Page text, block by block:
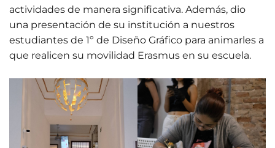
actividades de manera significativa. Además, dio
una presentación de su institución a nuestros
estudiantes de 1º de Diseño Gráfico para animarles a
que realicen su movilidad Erasmus en su escuela.